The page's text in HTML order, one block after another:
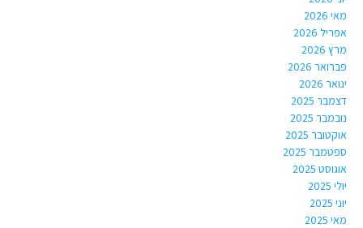
מאי 2026
אפריל 2026
מרץ 2026
פברואר 2026
ינואר 2026
דצמבר 2025
נובמבר 2025
אוקטובר 2025
ספטמבר 2025
אוגוסט 2025
יולי 2025
יוני 2025
מאי 2025